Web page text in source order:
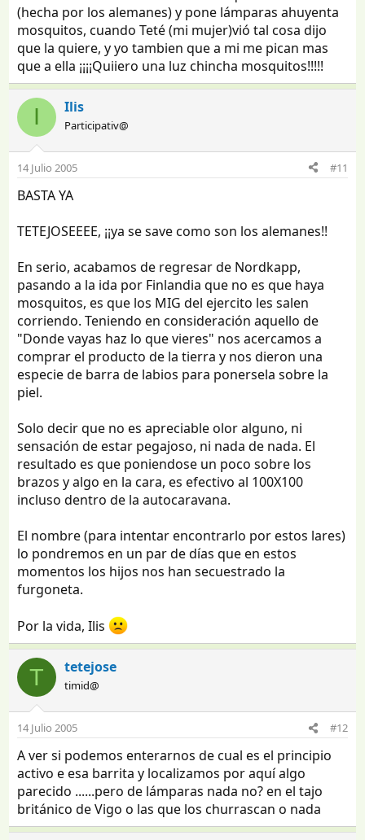
(hecha por los alemanes) y pone lámparas ahuyenta
mosquitos, cuando Teté (mi mujer)vió tal cosa dijo
que la quiere, y yo tambien que a mi me pican mas
que a ella ¡¡¡¡Quiiero una luz chincha mosquitos!!!!!
I Ilis
Participativ@
14 Julio 2005 #11
BASTA YA
TETEJOSEEEE, ¡¡ya se save como son los alemanes!!
En serio, acabamos de regresar de Nordkapp,
pasando a la ida por Finlandia que no es que haya
mosquitos, es que los MIG del ejercito les salen
corriendo. Teniendo en consideración aquello de
"Donde vayas haz lo que vieres" nos acercamos a
comprar el producto de la tierra y nos dieron una
especie de barra de labios para ponersela sobre la
piel.
Solo decir que no es apreciable olor alguno, ni
sensación de estar pegajoso, ni nada de nada. El
resultado es que poniendose un poco sobre los
brazos y algo en la cara, es efectivo al 100X100
incluso dentro de la autocaravana.
El nombre (para intentar encontrarlo por estos lares)
lo pondremos en un par de días que en estos
momentos los hijos nos han secuestrado la
furgoneta.
Por la vida, Ilis
T tetejose
timid@
14 Julio 2005 #12
A ver si podemos enterarnos de cual es el principio
activo e esa barrita y localizamos por aquí algo
parecido ......pero de lámparas nada no? en el tajo
británico de Vigo o las que los churrascan o nada